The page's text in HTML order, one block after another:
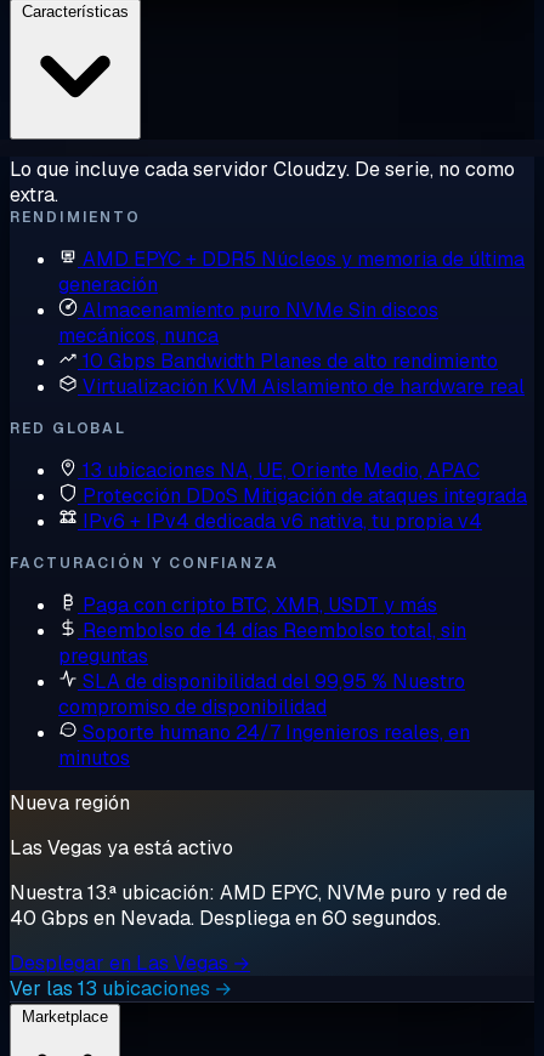
Lo que incluye cada servidor Cloudzy. De serie, no como
extra.
RENDIMIENTO
AMD EPYC + DDR5 Núcleos y memoria de última
generación
Almacenamiento puro NVMeSin discos
mecánicos, nunca
10 Gbps Bandwidth Planes de alto rendimiento
Virtualización KVM Aislamiento de hardware real
RED GLOBAL
13 ubicaciones NA, UE, Oriente Medio, APAC
Protección DDoS Mitigación de ataques integrada
IPv6 + IPv4 dedicadav6 nativa, tu propia v4
FACTURACIÓN Y CONFIANZA
Paga con cripto BTC, XMR, USDT y más
Reembolso de 14 días Reembolso total, sin
preguntas
SLA de disponibilidad del 99,95 % Nuestro
compromiso de disponibilidad
Soporte humano 24/7 Ingenieros reales, en
minutos
Nueva región
Las Vegas ya está activo
Nuestra 13.ª ubicación: AMD EPYC, NVMe puro y red de
40 Gbps en Nevada. Despliega en 60 segundos.
Desplegar en Las Vegas →
Ver las 13 ubicaciones →